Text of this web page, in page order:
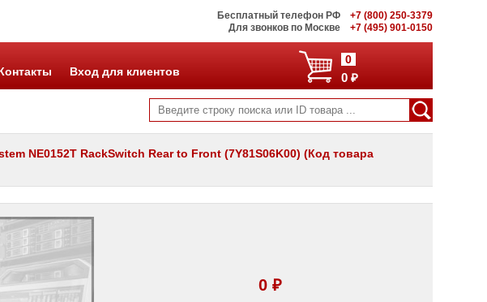
Бесплатный телефон РФ
+7 (800) 250-3379
Для звонков по Москве
+7 (495) 901-0150
0
0 ₽
Вход для клиентов
NE0152T RackSwitch Rear to Front (7Y81S06K00) (Код товара
0 ₽